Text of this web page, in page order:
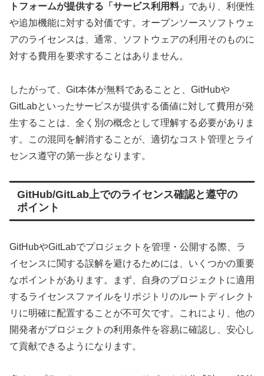
トフォームが提供する「サービス利用料」 であり、利便性
や追加機能に対する対価です。オープンソースソフトウェ
アのライセンスは、通常、ソフトウェアの利用そのものに
対する費用を要求することはありません。
したがって、Git本体が無料であることと、GitHubや
GitLabといったサービスが提供する価値に対して費用が発
生することは、全く別の概念として理解する必要がありま
す。この混同を解消することが、適切なコスト管理とライ
センス遵守の第一歩となります。
GitHub/GitLab上でのライセンス確認と遵守の
ポイント
GitHubやGitLabでプロジェクトを管理・公開する際、ラ
イセンスに関する誤解を避けるためには、いくつかの重要
なポイントがあります。まず、自身のプロジェクトに適用
するライセンスファイルをリポジトリのルートディレクト
リに明確に配置することが不可欠です。これにより、他の
開発者がプロジェクトの利用条件を容易に確認し、安心し
て貢献できるようになります。